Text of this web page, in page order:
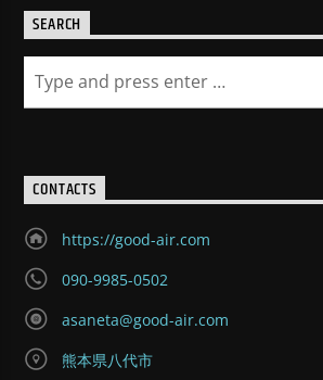
SEARCH
CONTACTS
https://good-air.com
090-9985-0502
asaneta@good-air.com
熊本県八代市